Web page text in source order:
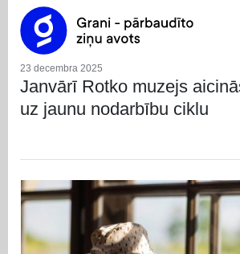
23 decembra 2025
Janvārī Rotko muzejs
uz jaunu nodarbību ciklu